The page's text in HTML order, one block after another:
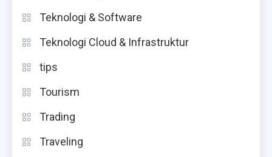
Teknologi & Software
Teknologi Cloud & Infrastruktur
tips
Tourism
Trading
Traveling